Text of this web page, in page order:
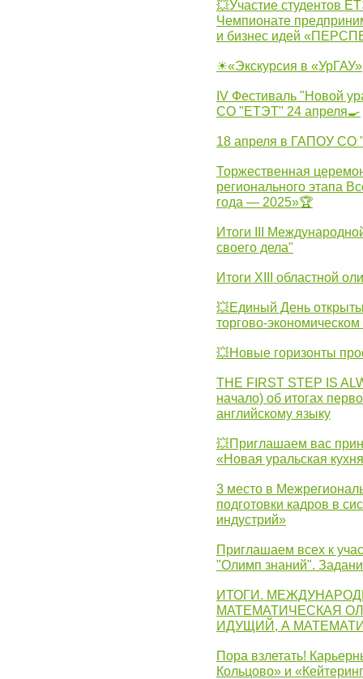
💥Участие студентов
Чемпионате
и бизнес идей
☀«Экскурсия в «УрГАУ»
IV Фестиваль "Новой
СО "ЕТЭТ" 24 апреля🍳
18 апреля в ГАПОУ СО
Торжественная
регионального этапа
года — 2025»🏆
Итоги III
своего дела"
Итоги XIII областной
💥Единый День
торгово-
💥Новые горизонты
THE FIRST STEP IS
начало) об итогах
английскому языку
💥Приглашаем вас
«Новая уральская
3 место в
подготовки кадров в
индустрий»
Приглашаем всех к
"Олимп знаний".
ИТОГИ.
МАТЕМАТИЧЕСКАЯ
ИДУЩИЙ, А
Пора взлетать!
Кольцово» и